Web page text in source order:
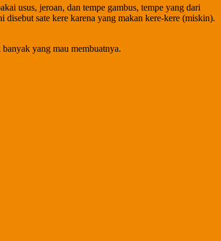
usus, jeroan, dan tempe gambus, tempe yang dari
sate kere karena yang makan kere-kere (miskin).
yang mau membuatnya.